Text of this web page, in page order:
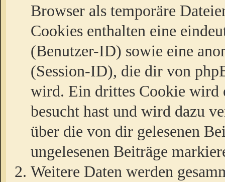
Browser als temporäre
Cookies enthalten eine
(Benutzer-ID) sowie eine
(Session-ID), die dir von
wird. Ein drittes Cookie wird
besucht hast und wird dazu
über die von dir gelesenen
ungelesenen Beiträge
Weitere Daten werden